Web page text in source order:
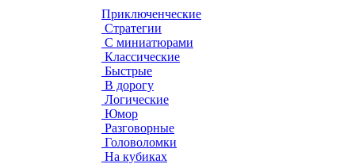
Приключенческие
Стратегии
С миниатюрами
Классические
Быстрые
В дорогу
Логические
Юмор
Разговорные
Головоломки
На кубиках